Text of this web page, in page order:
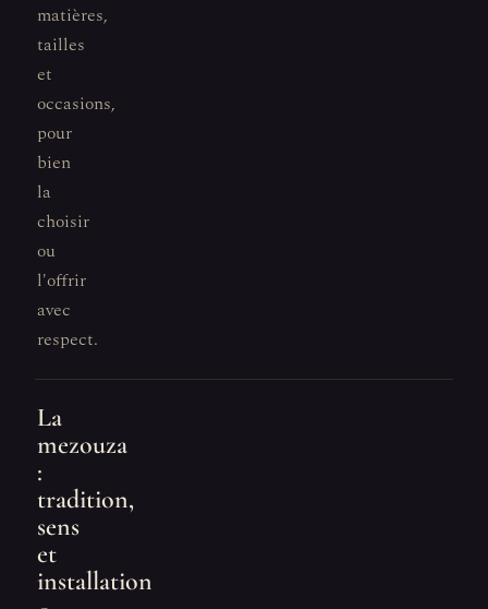
matières,
tailles
et
occasions,
pour
bien
la
choisir
ou
l'offrir
avec
respect.
La
mezouza
:
tradition,
sens
et
installation